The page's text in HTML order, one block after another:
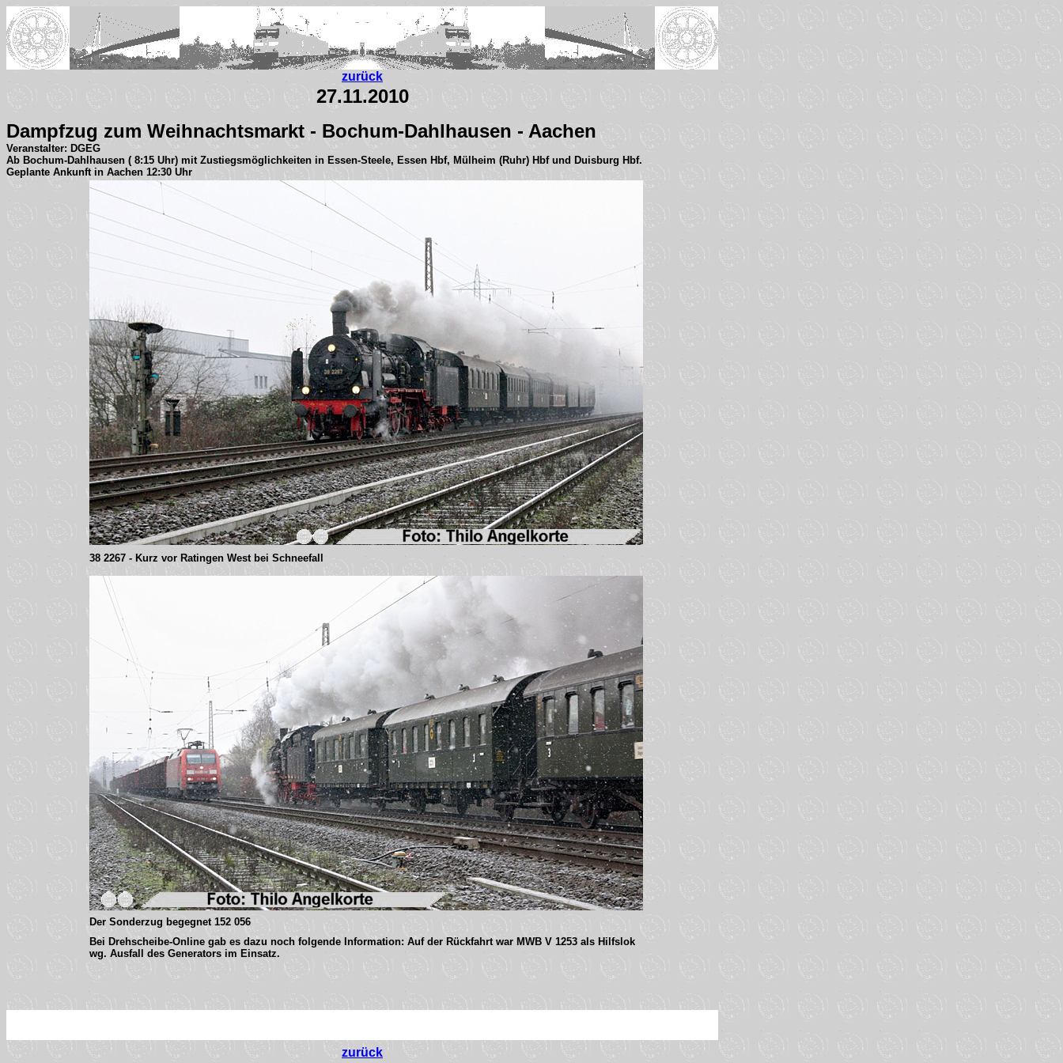
zurück
27.11.2010
Dampfzug zum Weihnachtsmarkt - Bochum-Dahlhausen - Aachen
Veranstalter: DGEG
Ab Bochum-Dahlhausen ( 8:15 Uhr) mit Zustiegsmöglichkeiten in Essen-Steele, Essen Hbf, Mülheim (Ruhr) Hbf und Duisburg Hbf.
Geplante Ankunft in Aachen 12:30 Uhr
38 2267 - Kurz vor Ratingen West bei Schneefall
Der Sonderzug begegnet 152 056
Bei Drehscheibe-Online gab es dazu noch folgende Information: Auf der Rückfahrt war MWB V 1253 als Hilfslok
wg. Ausfall des Generators im Einsatz.
zurück